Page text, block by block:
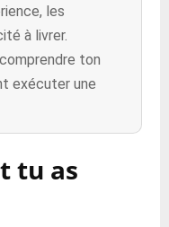
les
à livrer.
ton
exécuter une
tu as